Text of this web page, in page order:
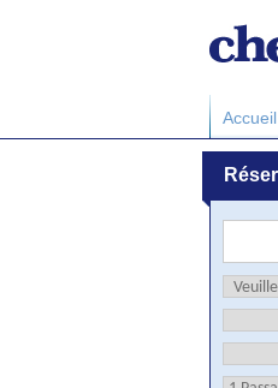
Accueil